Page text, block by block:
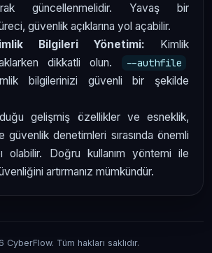
güncellenmelidir. Yavaş bir
güvenlik açıklarına yol açabilir.
Bilgileri Yönetimi: Kimlik
dikkatli olun.
--authfile
bilgilerinizi güvenli bir şekilde
gelişmiş özellikler ve esneklik,
güvenlik denetimleri sırasında önemli
olabilir. Doğru kullanım yöntemi ile
artırmanız mümkündür.
Tüm hakları saklıdır.